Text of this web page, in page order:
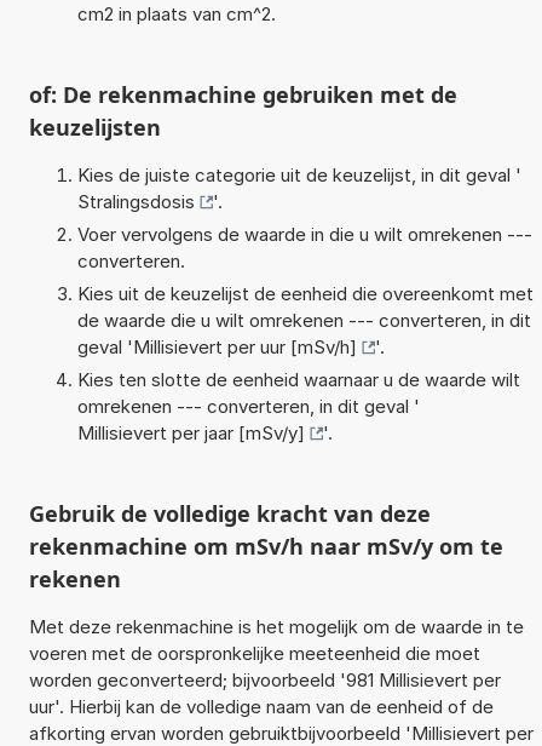
cm2 in plaats van cm^2.
of: De rekenmachine gebruiken met de
keuzelijsten
Kies de juiste categorie uit de keuzelijst, in dit geval '
Stralingsdosis
'.
Voer vervolgens de waarde in die u wilt omrekenen ---
converteren.
Kies uit de keuzelijst de eenheid die overeenkomt met
de waarde die u wilt omrekenen --- converteren, in dit
geval 'Millisievert per uur [mSv/h]
'.
Kies ten slotte de eenheid waarnaar u de waarde wilt
omrekenen --- converteren, in dit geval '
Millisievert per jaar [mSv/y]
'.
Gebruik de volledige kracht van deze
rekenmachine om mSv/h naar mSv/y om te
rekenen
Met deze rekenmachine is het mogelijk om de waarde in te
voeren met de oorspronkelijke meeteenheid die moet
worden geconverteerd; bijvoorbeeld '981 Millisievert per
uur'. Hierbij kan de volledige naam van de eenheid of de
afkorting ervan worden gebruiktbijvoorbeeld 'Millisievert per